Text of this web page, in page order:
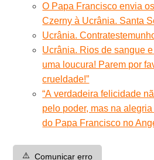
O Papa Francisco envia
Czerny à Ucrânia. Santa
Ucrânia.
Ucrânia. Rios de sangue
uma loucura! Parem por
crueldade!”
“A verdadeira felicidade
pelo poder, mas na
do Papa Francisco no
⚠️ Comunicar erro